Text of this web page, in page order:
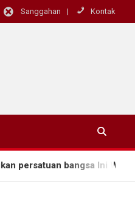
Sanggahan Kontak
Ini Warisan Budaya dan